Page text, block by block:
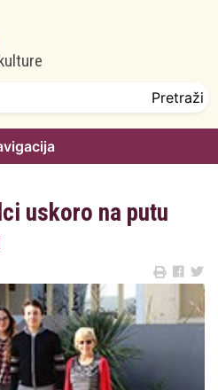
uskoro na putu